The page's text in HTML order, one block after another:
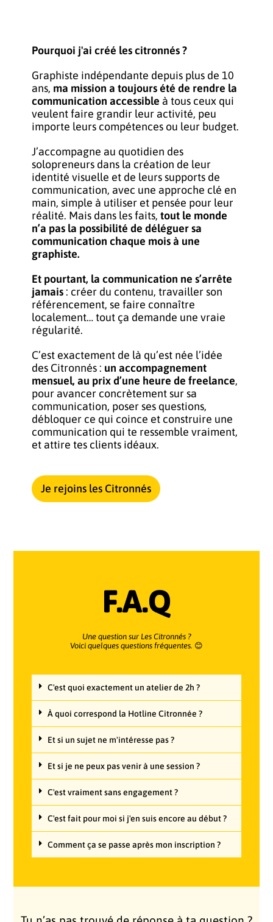
Pourquoi j'ai créé les citronnés ?
Graphiste indépendante depuis plus de 10
ans, ma mission a toujours été de rendre la
communication accessible à tous ceux qui
veulent faire grandir leur activité, peu
importe leurs compétences ou leur budget.
J’accompagne au quotidien des
solopreneurs dans la création de leur
identité visuelle et de leurssupports de
communication, avec une approche clé en
main, simple à utiliser et pensée pour leur
réalité. Mais dans les faits, tout le monde
n’a pas la possibilité de déléguer sa
communication chaque mois à une
graphiste.
Et pourtant, la communication ne s’arrête
jamais : créer du contenu, travailler son
référencement, se faire connaître
localement… tout ça demande une vraie
régularité.
C’est exactement de là qu’est née l’idée
des Citronnés : un accompagnement
mensuel, au prix d’une heure de freelance,
pour avancer concrètement sur sa
communication, poser ses questions,
débloquer ce qui coince et construire une
communication qui te ressemble vraiment,
et attire tes clients idéaux.
Je rejoins les Citronnés
F.A.Q
Une question sur Les Citronnés ?
Voici quelques questions fréquentes. 😊
C'est quoi exactement un atelier de 2h ?
À quoi correspond la Hotline Citronnée ?
Et si un sujet ne m'intéresse pas ?
Et si je ne peux pas venir à une session ?
C'est vraiment sans engagement ?
C'est fait pour moi si j'en suis encore au début ?
Comment ça se passe après mon inscription ?